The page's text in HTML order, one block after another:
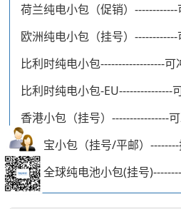
荷兰纯电小包（促销）
欧洲纯电小包（挂号）
比利时纯电小包------------------可
比利时纯电小包-EU---------------
香港小包（挂号）----------------
美邮宝小包（挂号/平邮）
DHL全球纯电池小包(挂号